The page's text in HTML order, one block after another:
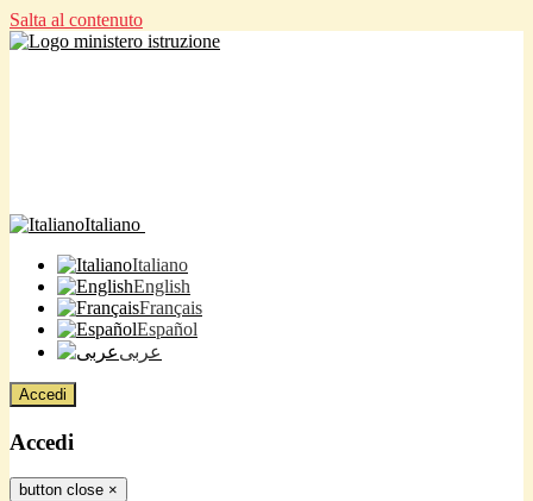
Salta al contenuto
Italiano
Italiano
English
Français
Español
عربى
Accedi
Accedi
button close ×